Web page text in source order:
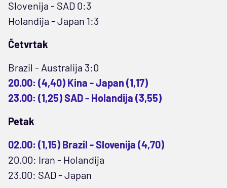
Slovenija - SAD 0:3
Holandija - Japan 1:3
Četvrtak
Brazil - Australija 3:0
20.00: (4,40) Kina - Japan (1,17)
23.00: (1,25) SAD - Holandija (3,55)
Petak
02.00: (1,15) Brazil - Slovenija (4,70)
20.00: Iran - Holandija
23.00: SAD - Japan